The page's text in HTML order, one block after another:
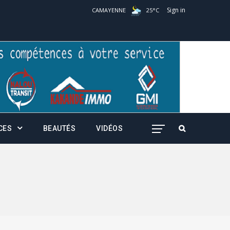
CAMAYENNE 25°C Sign in
BEAUTÉS VIDÉOS